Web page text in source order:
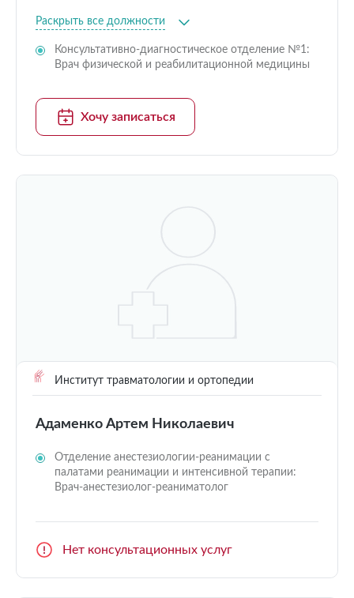
Раскрыть все должности
Консультативно-диагностическое отделение №1:
Врач физической и реабилитационной медицины
Хочу записаться
Институт травматологии и ортопедии
Адаменко Артем Николаевич
Отделение анестезиологии-реанимации с
палатами реанимации и интенсивной терапии:
Врач-анестезиолог-реаниматолог
Нет консультационных услуг